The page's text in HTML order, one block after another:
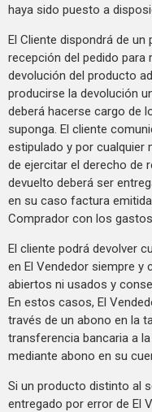
haya sido puesto a
El Cliente dispondrá de
recepción del pedido
devolución del producto
producirse la devolución
deberá hacerse cargo de
suponga. El cliente
estipulado y por cualquier
de ejercitar el derecho de
devuelto deberá ser
en su caso factura
Comprador con los
El cliente podrá devolver
en El Vendedor siempre y
abiertos ni usados y
En estos casos, El
través de un abono en la
transferencia bancaria a
mediante abono en su
Si un producto distinto al
entregado por error de El